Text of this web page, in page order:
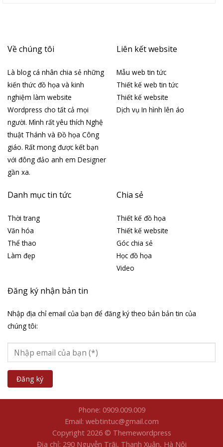
Về chúng tôi
Là blog cá nhân chia sẻ những
kiến thức đồ họa và kinh
nghiệm làm website
Wordpress cho tất cả mọi
người. Mình rất yêu thích Nghệ
thuật Thánh và Đồ họa Công
giáo. Rất mong được kết bạn
với đông đảo anh em Designer
gần xa.
Liên kết website
Mẫu web tin tức
Thiết kế web tin tức
Thiết kế website
Dịch vụ In hình lên áo
Danh mục tin tức
Thời trang
Văn hóa
Thể thao
Làm đẹp
Chia sẻ
Thiết kế đồ họa
Thiết kế website
Góc chia sẻ
Học đồ họa
Video
Đăng ký nhận bản tin
Nhập địa chỉ email của bạn để đăng ký theo bản bản tin của
chúng tôi:
Phone: 0909.009.009
Email: webtintuc@gmail.com
Copyright 2026 © Themewordpress
Địa chỉ: 290 Nguyễn Trãi, Thanh Xuân, Hà Nội